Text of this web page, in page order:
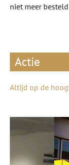
niet meer
Actie
Altijd op de